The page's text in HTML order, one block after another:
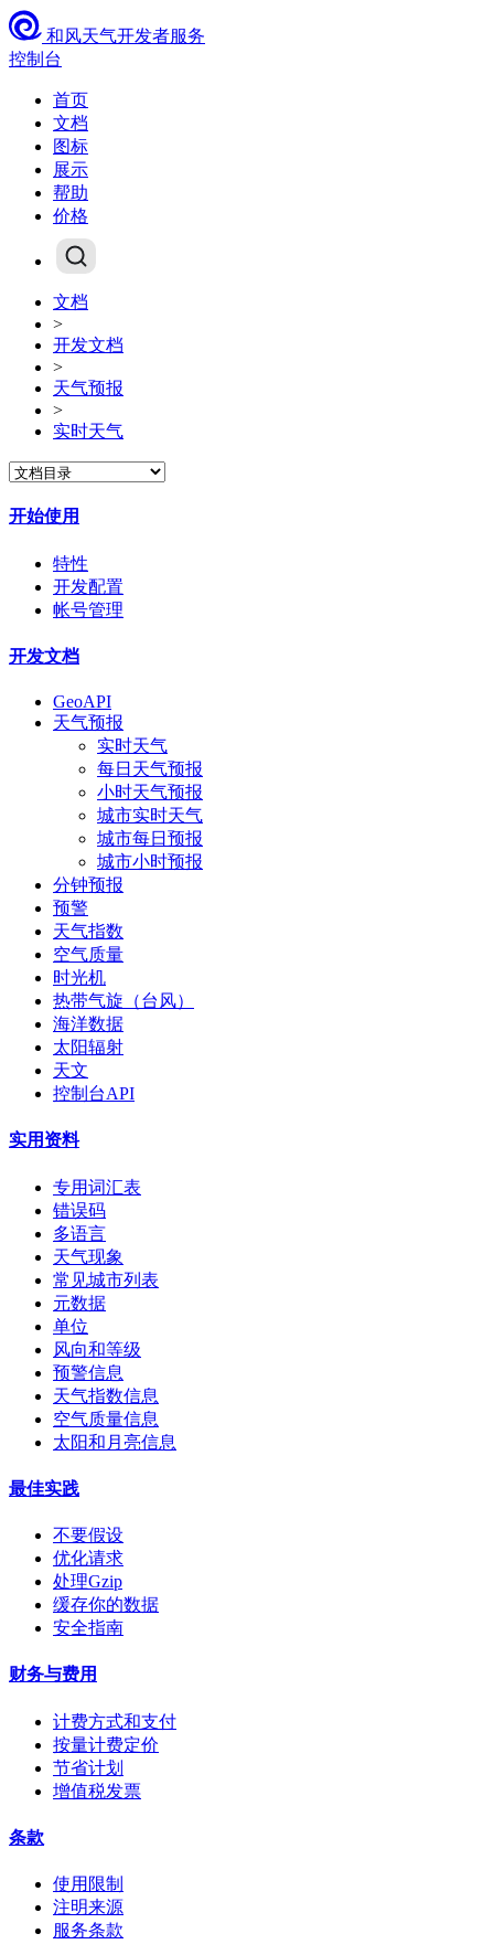
和风天气开发者服务
控制台
首页
文档
图标
展示
帮助
价格
文档
>
开发文档
>
天气预报
>
实时天气
开始使用
特性
开发配置
帐号管理
开发文档
GeoAPI
天气预报
实时天气
每日天气预报
小时天气预报
城市实时天气
城市每日预报
城市小时预报
分钟预报
预警
天气指数
空气质量
时光机
热带气旋（台风）
海洋数据
太阳辐射
天文
控制台API
实用资料
专用词汇表
错误码
多语言
天气现象
常见城市列表
元数据
单位
风向和等级
预警信息
天气指数信息
空气质量信息
太阳和月亮信息
最佳实践
不要假设
优化请求
处理Gzip
缓存你的数据
安全指南
财务与费用
计费方式和支付
按量计费定价
节省计划
增值税发票
条款
使用限制
注明来源
服务条款